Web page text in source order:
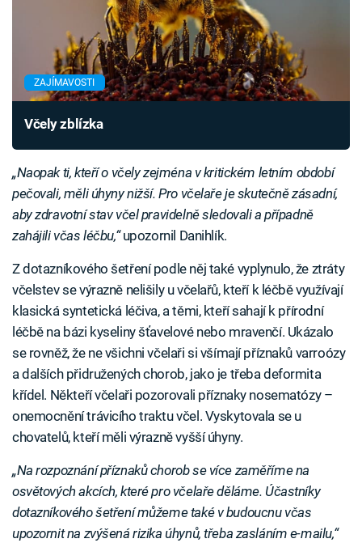
ZAJÍMAVOSTI
Včely zblízka
„Naopak ti, kteří o včely zejména v kritickém letním období
pečovali, měli úhyny nižší. Pro včelaře je skutečně zásadní,
aby zdravotní stav včel pravidelně sledovali a případně
zahájili včas léčbu,“upozornil Danihlík.
Z dotazníkového šetření podle něj také vyplynulo, že ztráty
včelstev se výrazně nelišily u včelařů, kteří k léčbě využívají
klasická syntetická léčiva, a těmi, kteří sahají k přírodní
léčbě na bázi kyseliny šťavelové nebo mravenčí. Ukázalo
se rovněž, že ne všichni včelaři si všímají příznaků varroózy
a dalších přidružených chorob, jako je třeba deformita
křídel. Někteří včelaři pozorovali příznaky nosematózy –
onemocnění trávicího traktu včel. Vyskytovala se u
chovatelů, kteří měli výrazně vyšší úhyny.
„Na rozpoznání příznaků chorob se více zaměříme na
osvětových akcích, které pro včelaře děláme. Účastníky
dotazníkového šetření můžeme také v budoucnu včas
upozornit na zvýšená rizika úhynů, třeba zasláním e-mailu,“